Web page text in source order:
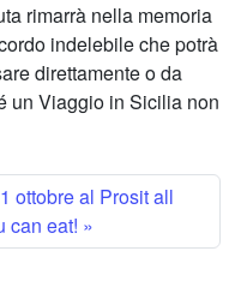
rimarrà nella memoria
indelebile che potrà
direttamente o da
un Viaggio in Sicilia non
ottobre al Prosit all
can eat!